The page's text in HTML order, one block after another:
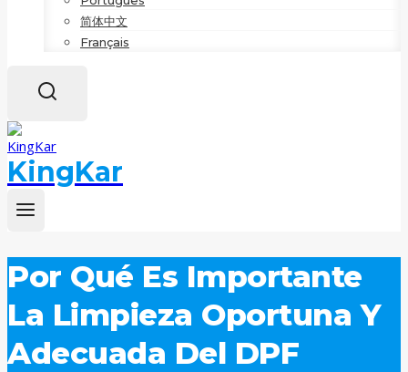
简体中文
Français
KingKar
Por Qué Es Importante
La Limpieza Oportuna Y
Adecuada Del DPF